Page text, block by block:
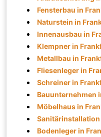
Fensterbau in
Naturstein in
Innenausbau in
Klempner in
Metallbau in
Fliesenleger in
Schreiner in
Bauunternehmen
Möbelhaus in
Bodenleger in